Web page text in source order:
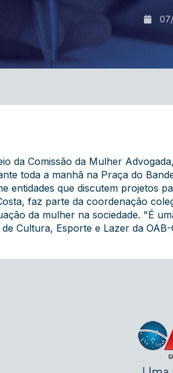
da Comissão da Mulher
toda a manhã na Praça do
entidades que discutem projetos
faz parte da coordenação
da mulher na sociedade. "É
Cultura, Esporte e Lazer da